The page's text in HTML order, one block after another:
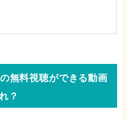
無料視聴ができる動画
？